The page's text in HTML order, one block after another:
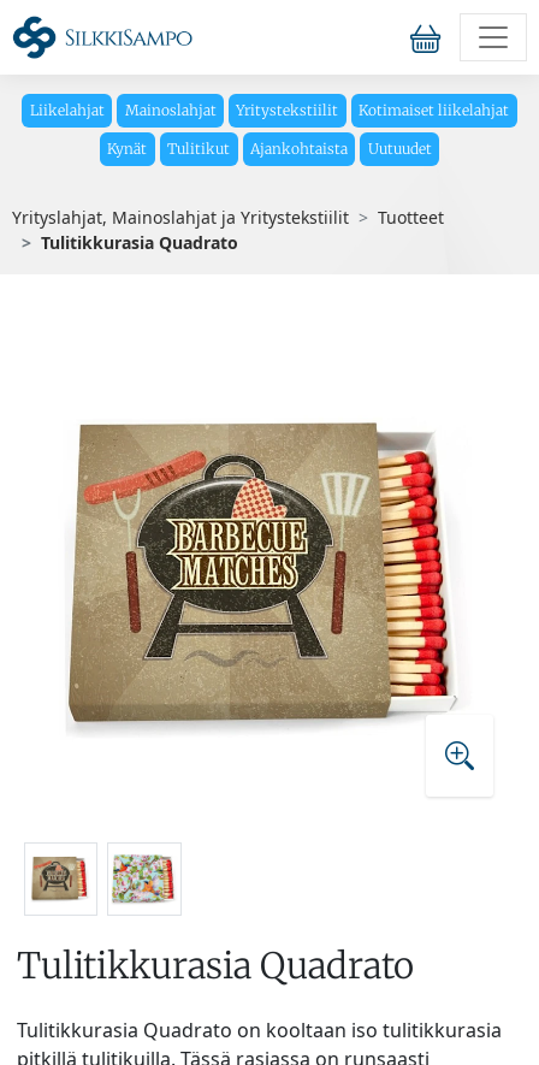
Liikelahjat Mainoslahjat Yritystekstiilit Kotimaiset liikelahjat
Kynät Tulitikut Ajankohtaista Uutuudet
Yrityslahjat, Mainoslahjat ja Yritystekstiilit
Tuotteet
Tulitikkurasia Quadrato
Tulitikkurasia Quadrato
Tulitikkurasia Quadrato on kooltaan iso tulitikkurasia
pitkillä tulitikuilla. Tässä rasiassa on runsaasti